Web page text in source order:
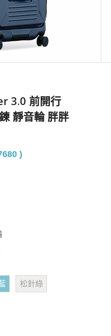
3.0 前開行
靜音輪 胖胖
)
松針綠